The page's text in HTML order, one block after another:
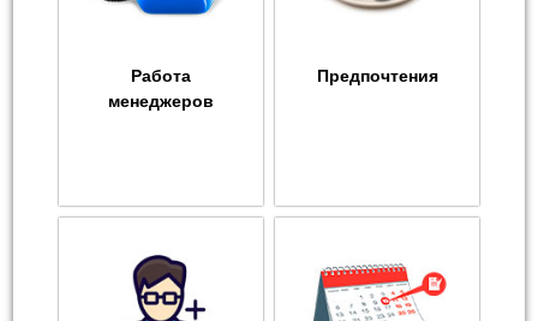
Работа
менеджеров
Предпочтения